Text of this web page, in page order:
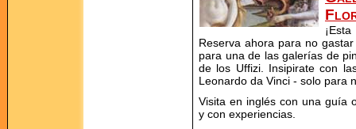
Reserva ahora para no
para una de las galerías de
de los Uffizi. Insipirate con
Leonardo da Vinci - solo para
Visita en inglés con una guía
y con experiencias.